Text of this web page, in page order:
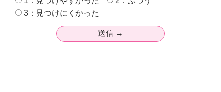
3：見つけにくかった